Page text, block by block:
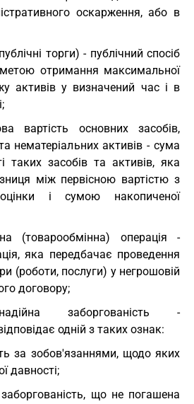
оскарження, або в
торги) - публічний спосіб
отримання максимальної
активів у визначений час і в
вартість основних засобів,
нематеріальних активів - сума
таких засобів та активів, яка
між первісною вартістю з
і сумою накопиченої
(товарообмінна) операція -
яка передбачає проведення
(роботи, послуги) у негрошовій
договору;
заборгованість -
одній з таких ознак:
за зобов'язаннями, щодо яких
давності;
що не погашена